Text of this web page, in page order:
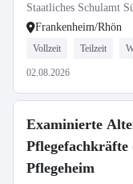
Staatliches Schulamt
Frankenheim/Rhön
Vollzeit Teilzeit
02.08.2026
Examinierte
Pflegeheim